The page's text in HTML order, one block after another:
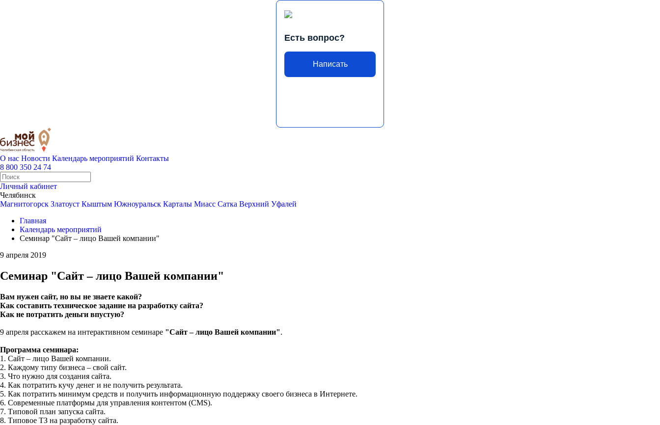
Есть вопрос?
Написать
О нас Новости Календарь мероприятий Контакты
8 800 350 24 74
Личный кабинет
Челябинск
Магнитогорск Златоуст Кыштым Южноуральск Карталы Миасс Сатка Верхний Уфалей
Главная
Календарь мероприятий
Семинар "Сайт – лицо Вашей компании"
9 апреля 2019
Семинар "Сайт – лицо Вашей компании"
Вам нужен сайт, но вы не знаете какой?
Как составить техническое задание на разработку сайта?
Как не потратить деньги впустую?
9 апреля расскажем на интерактивном семинаре "Сайт – лицо Вашей компании".
Программа семинара:
1. Сайт – лицо Вашей компании.
2. Каждому типу бизнеса – свой сайт.
3. Что нужно для создания сайта.
4. Как потратить кучу денег и не получить результата.
5. Как потратить минимум средств и получить информационную поддержку своего бизнеса в Интернете.
6. Современные платформы для управления контентом (CMS).
7. Типовой план запуска сайта.
8. Типовое ТЗ на разработку сайта.